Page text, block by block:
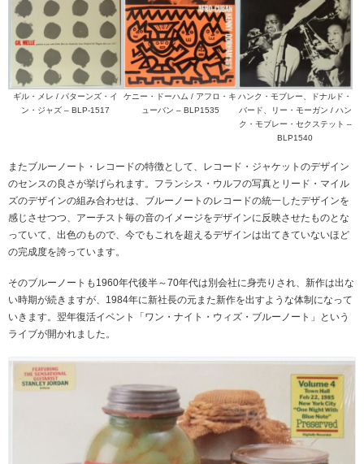
ギル・メレ / パターンズ・イ
ン・ジャズ – BLP-1517
ケニー・ドーハム / アフロ・キ
ューバン – BLP1535
ハンク・モブレー、ドナルド・
バード、リー・モーガン / ハン
ク・モブレー・セクステット –
BLP1540
またブルーノート・レコードの特徴として、レコード・ジャケットのデザイン
のセンスの良さが挙げられます。フランシス・ウルフの写真とリード・マイル
ズのデザインの組み合わせは、ブルーノートのレコードの統一したデザインを
感じさせつつ、アーチスト毎の音のイメージをデザインに反映させたものとな
っていて、出色のもので、今でもこれを超えるデザインは出てきていないほど
の完成度を誇っています。
そのブルーノートも1960年代後半～70年代は別会社に身売りされ、新作は出な
い時期が続きますが、1984年に新社長の元また新作を出すような体制になって
いきます。翌年復活イベント「ワン・ナイト・ウィズ・ブルーノート」という
ライブが開かれました。